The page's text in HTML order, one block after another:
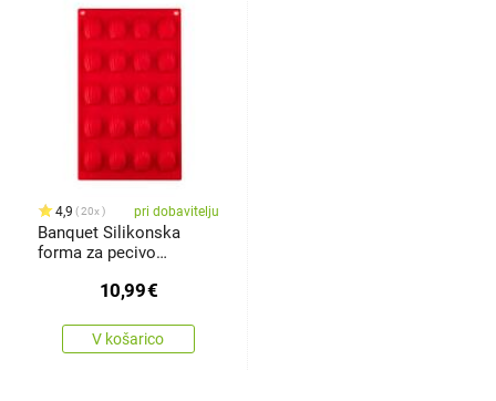
4,9 20x pri dobavitelju
Banquet Silikonska
forma za pecivo
x 1,2 cm, rdeča
10,99€
V košarico